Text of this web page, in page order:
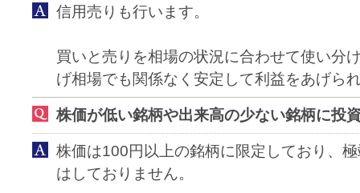
信用売りも行います。
買いと売りを相場の状況に合わせて使い分
げ相場でも関係なく安定して利益をあげら
株価が低い銘柄や出来高の少ない銘柄に投
株価は100円以上の銘柄に限定しており、
はしておりません。